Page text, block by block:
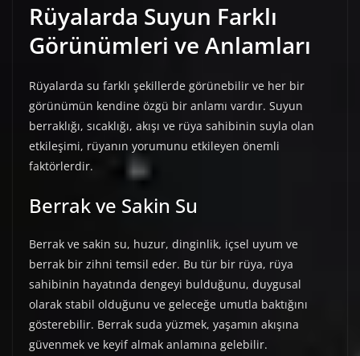
Rüyalarda Suyun Farklı
Görünümleri ve Anlamları
Rüyalarda su farklı şekillerde görünebilir ve her bir
görünümün kendine özgü bir anlamı vardır. Suyun
berraklığı, sıcaklığı, akışı ve rüya sahibinin suyla olan
etkileşimi, rüyanın yorumunu etkileyen önemli
faktörlerdir.
Berrak ve Sakin Su
Berrak ve sakin su, huzur, dinginlik, içsel uyum ve
berrak bir zihni temsil eder. Bu tür bir rüya, rüya
sahibinin hayatında dengeyi bulduğunu, duygusal
olarak stabil olduğunu ve geleceğe umutla baktığını
gösterebilir. Berrak suda yüzmek, yaşamın akışına
güvenmek ve keyif almak anlamına gelebilir.